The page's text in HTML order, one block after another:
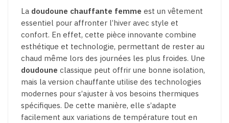
La doudoune chauffante femme est un vêtement
essentiel pour affronter l’hiver avec style et
confort. En effet, cette pièce innovante combine
esthétique et technologie, permettant de rester au
chaud même lors des journées les plus froides. Une
doudoune classique peut offrir une bonne isolation,
mais la version chauffante utilise des technologies
modernes pour s’ajuster à vos besoins thermiques
spécifiques. De cette manière, elle s’adapte
facilement aux variations de température tout en